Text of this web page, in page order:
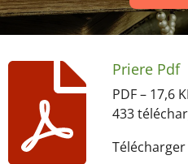
Priere Pdf
PDF – 17,6
433
Télécharger